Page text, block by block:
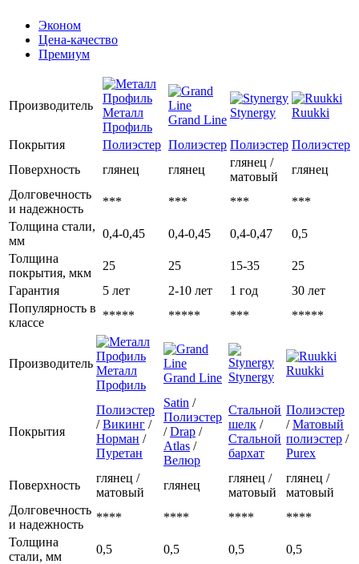
Эконом
Цена-качество
Премиум
Производитель
Металл
Профиль
Grand Line
Stynergy Ruukki
Покрытия Полиэстер Полиэстер Полиэстер Полиэстер
Поверхность
глянец глянец
глянец /
матовый
глянец
Долговечность
и надежность
*** *** ***
***
Толщина стали,
мм
0,4-0,45 0,4-0,45 0,4-0,47
0,5
Толщина
покрытия, мкм
25 25 15-35
25
Гарантия
5 лет 2-10 лет 1 год
30 лет
Популярность в
классе
***** ***** *** *****
Производитель
Металл
Профиль
Grand Line Stynergy Ruukki
Покрытия
Полиэстер
/Викинг /
Норман /
Пуретан
Satin /
Полиэстер
/Drap /
Atlas /
Велюр
Стальной
шелк /
Стальной
бархат
Полиэстер
/Матовый
полиэстер /
Purex
Поверхность
глянец /
матовый
глянец
глянец /
матовый
глянец /
матовый
Долговечность
и надежность
**** **** ****
****
Толщина
стали, мм
0,5 0,5 0,5
0,5